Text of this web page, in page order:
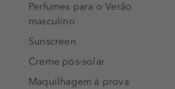
Perfumes para o Verão
masculino
Sunscreen
Creme pós-solar
Maquilhagem à prova